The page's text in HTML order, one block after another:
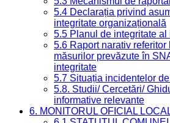
5.4 Declarația privind
integritate organizațională
5.5 Planul de integritate al
5.6 Raport narativ
măsurilor prevăzute în
integritate
5.7 Situația incidentelor
5.8. Studii/ Cercetări/
informative relevante
6. MONITORUL OFICIAL